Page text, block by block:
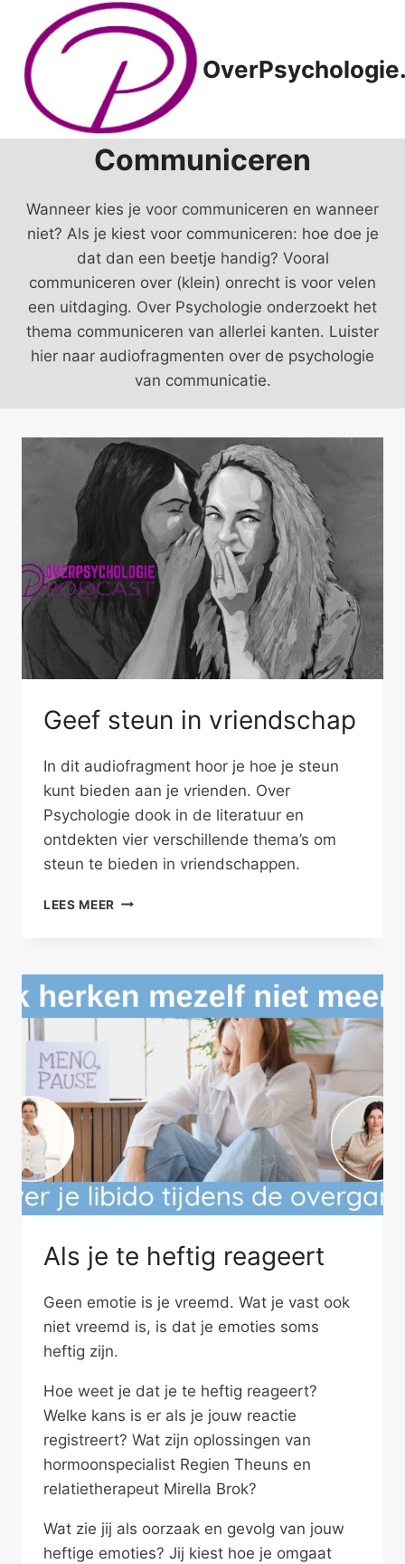
Doorgaan
inhoud
Communiceren
Wanneer kies je voor communiceren en wanneer
niet? Als je kiest voor communiceren: hoe doe je
dat dan een beetje handig? Vooral
communiceren over (klein) onrecht is voor velen
een uitdaging. Over Psychologie onderzoekt het
thema communiceren van allerlei kanten. Luister
hier naar audiofragmenten over de psychologie
van communicatie.
Geef steun in vriendschap
In dit audiofragment hoor je hoe je steun
kunt bieden aan je vrienden. Over
Psychologie dook in de literatuur en
ontdekten vier verschillende thema’s om
steun te bieden in vriendschappen.
LEES MEER GEEF
Als je te heftig reageert
Geen emotie is je vreemd. Wat je vast ook
niet vreemd is, is dat je emoties soms
heftig zijn.
Hoe weet je dat je te heftig reageert?
Welke kans is er als je jouw reactie
registreert? Wat zijn oplossingen van
hormoonspecialist Regien Theuns en
relatietherapeut Mirella Brok?
Wat zie jij als oorzaak en gevolg van jouw
heftige emoties? Jij kiest hoe je omgaat